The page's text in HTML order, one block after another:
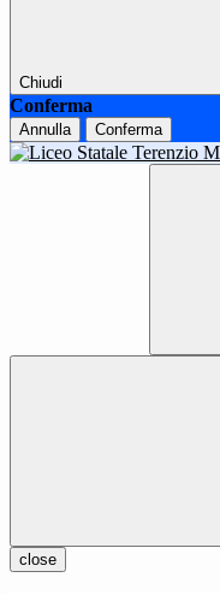
Chiudi
Conferma
Annulla Conferma
close